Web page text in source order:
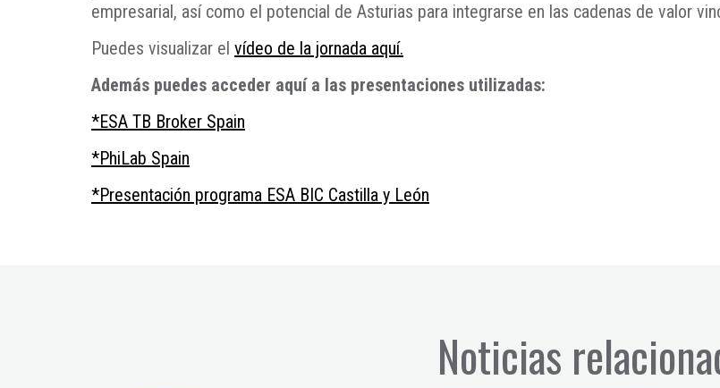
empresarial, así como el potencial de Asturias para integrarse en las cadenas de valor
Puedes visualizar el vídeo de la jornada aquí.
Además puedes acceder aquí a las presentaciones utilizadas:
*ESA TB Broker Spain
*PhiLab Spain
*Presentación programa ESA BIC Castilla y León
Noticias